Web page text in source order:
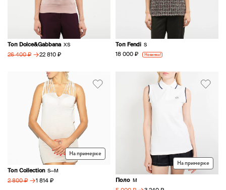
Топ Dolce&Gabbana XS
26 400 ₽ → 22 810 ₽
Топ Fendi S
18 000 ₽ Новинка!
На примерке
Топ Collection S—M
2 800 ₽ → 1 814 ₽
На примерке
Поло M